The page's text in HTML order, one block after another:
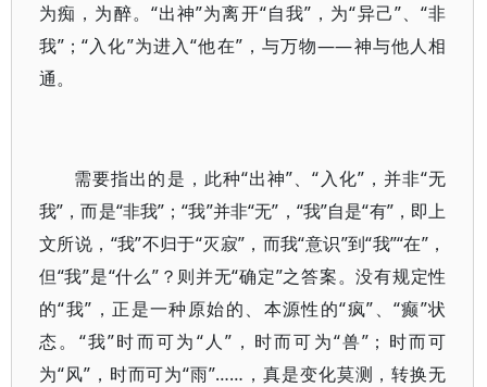
为痴，为醉。“出神”为离开“自我”，为“异己”、“非
我”；“入化”为进入“他在”，与万物——神与他人相
通。
需要指出的是，此种“出神”、“入化”，并非“无
我”，而是“非我”；“我”并非“无”，“我”自是“有”，即上
文所说，“我”不归于“灭寂”，而我“意识”到“我”“在”，
但“我”是“什么”？则并无“确定”之答案。没有规定性
的“我”，正是一种原始的、本源性的“疯”、“癫”状
态。“我”时而可为“人”，时而可为“兽”；时而可
为“风”，时而可为“雨”……，真是变化莫测，转换无